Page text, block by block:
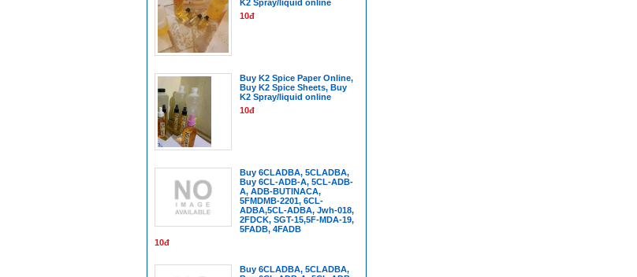
K2 Spray/liquid online
10đ
Buy K2 Spice Paper Online,
Buy K2 Spice Sheets, Buy
K2 Spray/liquid online
10đ
Buy 6CLADBA, 5CLADBA,
Buy 6CL-ADB-A, 5CL-ADB-
A, ADB-BUTINACA,
5FMDMB-2201, 6CL-
ADBA,5CL-ADBA, Jwh-018,
2FDCK, SGT-15,5F-MDA-19,
5FADB, 4FADB
10đ
Buy 6CLADBA, 5CLADBA,